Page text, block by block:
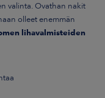
valinta. Ovathan nakit
olleet enemmän
lihavalmisteiden